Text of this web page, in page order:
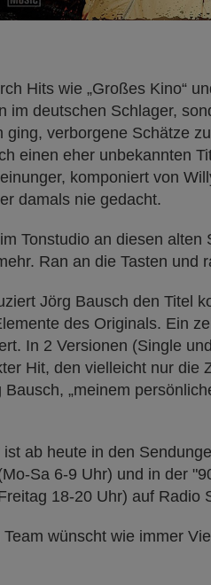
Hits wie „Großes Kino“
im deutschen Schlager,
ging, verborgene Schätze
einen eher unbekannten
komponiert von
damals nie gedacht.
Tonstudio an diesen
Ran an die Tasten und
Jörg Bausch den Titel
des Originals. Ein
In 2 Versionen (Single
Hit, den vielleicht nur
Bausch, „meinem
ab heute in den
Sa 6-9 Uhr) und in der
18-20 Uhr) auf Radio
wünscht wie immer